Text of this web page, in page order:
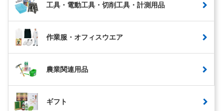
工具・電動工具・切削工具・計測用品
作業服・オフィスウエア
農業関連用品
ギフト